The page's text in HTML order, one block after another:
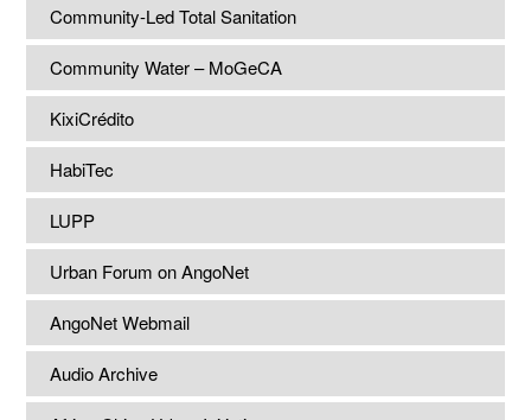
Community-Led Total Sanitation
Community Water – MoGeCA
KixiCrédito
HabiTec
LUPP
Urban Forum on AngoNet
AngoNet Webmail
Audio Archive